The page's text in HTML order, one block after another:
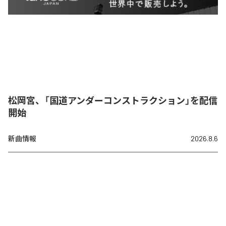
松岡宮、「国道アンダーコンストラクション」を配信
開始
新曲情報 2026.8.6